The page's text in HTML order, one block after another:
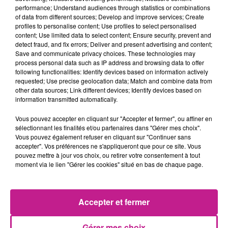
Mais ce que Cécile Wolfrom retient prinicpalement de cette
aventure c’est l’humanité et la solidarité.“C’était un
magnifique souvenir, c’était incroyable! J’ai retenu surtout le
côté humain. Les rencontres, l gens là bas qui ‘nont rien mais
qui vous donne tout et vous traite comme un membre de la
famille alors que 5 minutes plutôt, ils ne vous connaissaient
pas. Je retiens aussi l’importance d’être soudés. d’avoir une
équipe avec laquelle l faute communiquer, s’adapter aux
caractère, ça forge le mental. L’aventure m’a permis de grandir
et d’ouvrir encore plus mon esprit”
La 20eme édition de Pékin Express débute ce soir avec
On retrouvera Yoann Riou, Elodie Gossuin ou encore Norbert.
Le premier épisode sera diffusé à partir de 21h10 avec donc
performance; Understand audiences through statistics or combinations
of data from different sources; Develop and improve services; Create
profiles to personalise content; Use profiles to select personalised
content; Use limited data to select content; Ensure security, prevent and
detect fraud, and fix errors; Deliver and present advertising and content;
Save and communicate privacy choices. These technologies may
process personal data such as IP address and browsing data to offer
following functionalities: Identify devices based on information actively
requested; Use precise geolocation data; Match and combine data from
other data sources; Link different devices; Identify devices based on
information transmitted automatically.
Vous pouvez accepter en cliquant sur "Accepter et fermer", ou affiner en
sélectionnant les finalités et/ou partenaires dans "Gérer mes choix".
Vous pouvez également refuser en cliquant sur "Continuer sans
accepter". Vos préférences ne s'appliqueront que pour ce site. Vous
pouvez mettre à jour vos choix, ou retirer votre consentement à tout
moment via le lien "Gérer les cookies" situé en bas de chaque page.
Accepter et fermer